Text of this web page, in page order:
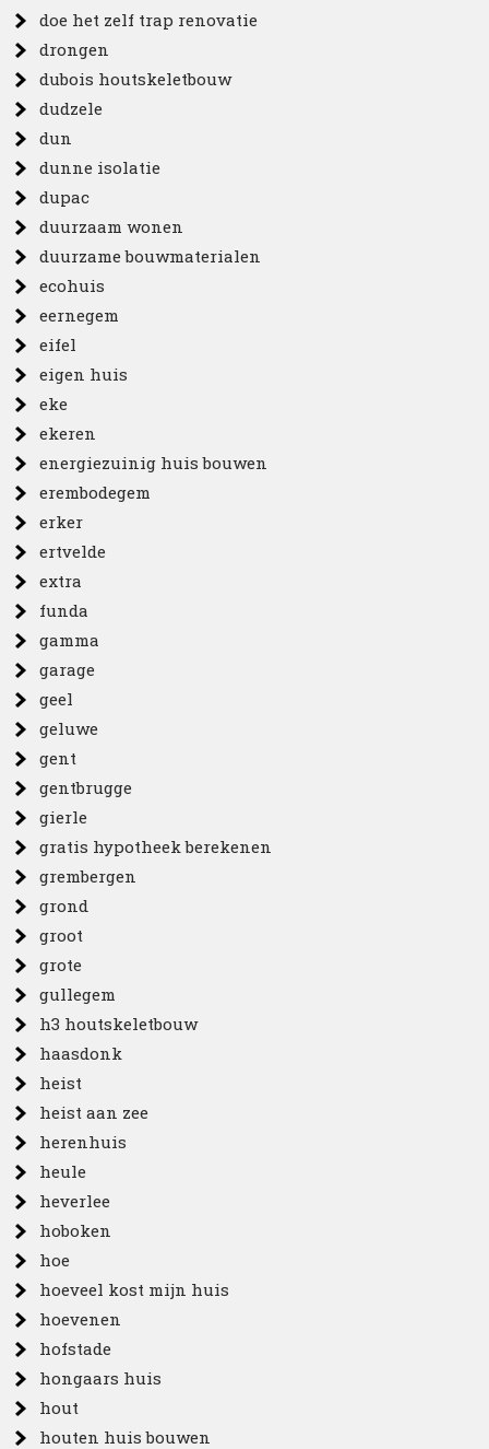
doe het zelf trap renovatie
drongen
dubois houtskeletbouw
dudzele
dun
dunne isolatie
dupac
duurzaam wonen
duurzame bouwmaterialen
ecohuis
eernegem
eifel
eigen huis
eke
ekeren
energiezuinig huis bouwen
erembodegem
erker
ertvelde
extra
funda
gamma
garage
geel
geluwe
gent
gentbrugge
gierle
gratis hypotheek berekenen
grembergen
grond
groot
grote
gullegem
h3 houtskeletbouw
haasdonk
heist
heist aan zee
herenhuis
heule
heverlee
hoboken
hoe
hoeveel kost mijn huis
hoevenen
hofstade
hongaars huis
hout
houten huis bouwen